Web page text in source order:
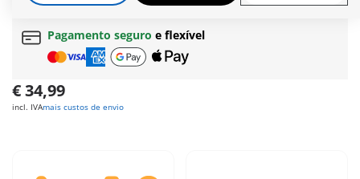
Oferta grátisa partir de30 €
Pagamento seguro e flexível
€ 34,99
incl. IVAmais custos de envio